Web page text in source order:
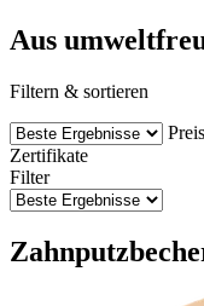
Aus
Filtern & sortieren
Preis
Zertifikate
Filter